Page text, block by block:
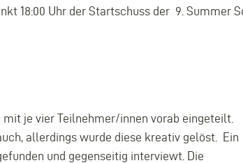
18:00 Uhr der Startschuss der 9. Summer
mit je vier Teilnehmer/innen vorab eingeteilt.
allerdings wurde diese kreativ gelöst. Ein
und gegenseitig interviewt. Die